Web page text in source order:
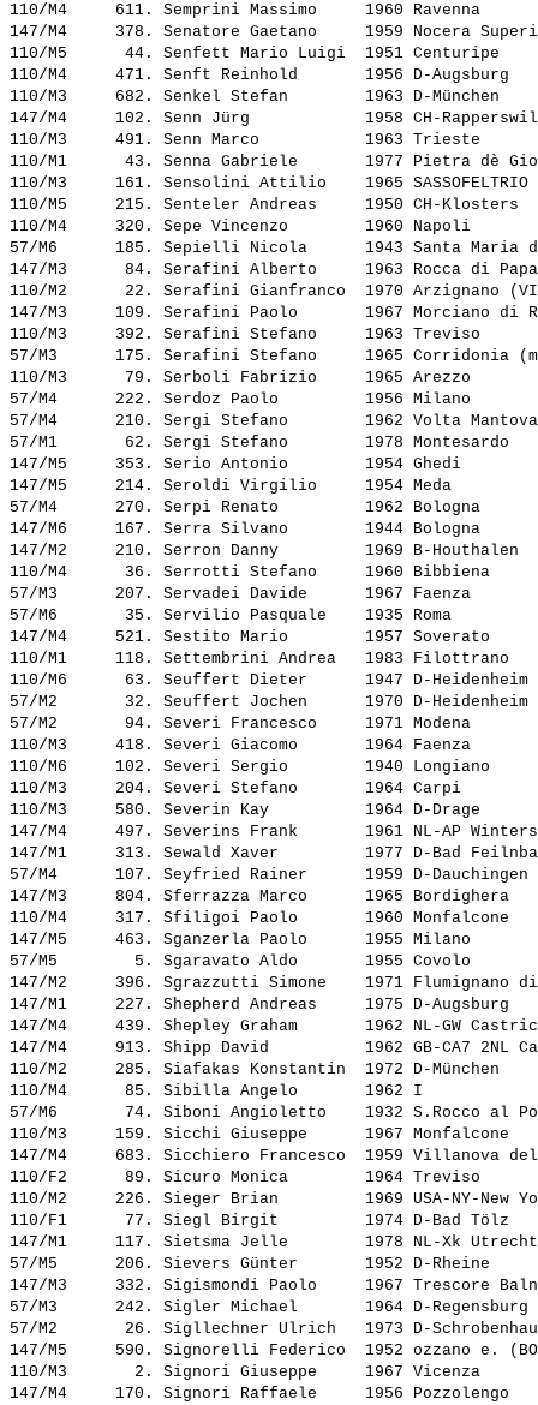
110/M4     611. Semprini Massimo
1960 Ravenna
147/M4     378. Senatore Gaetano
1959 Nocera
110/M5      44. Senfett Mario Luigi
1951
110/M4     471. Senft Reinhold
1956 D-
110/M3     682. Senkel Stefan
1963 D-
147/M4     102. Senn Jürg
1958 CH-
110/M3     491. Senn Marco
1963 Trieste
110/M1      43. Senna Gabriele
1977 Pietra dè
110/M3     161. Sensolini Attilio
1965
110/M5     215. Senteler Andreas
1950 CH-
110/M4     320. Sepe Vincenzo
1960 Napoli
57/M6      185. Sepielli Nicola
1943 Santa Maria
147/M3      84. Serafini Alberto
1963 Rocca di
110/M2      22. Serafini Gianfranco
1970 Arzignano
147/M3     109. Serafini Paolo
1967 Morciano
110/M3     392. Serafini Stefano
1963 Treviso
57/M3      175. Serafini Stefano
1965 Corridonia
110/M3      79. Serboli Fabrizio
1965 Arezzo
57/M4      222. Serdoz Paolo
1956 Milano
57/M4      210. Sergi Stefano
1962 Volta
57/M1       62. Sergi Stefano
1978
147/M5     353. Serio Antonio
1954 Ghedi
147/M5     214. Seroldi Virgilio
1954 Meda
57/M4      270. Serpi Renato
1962 Bologna
147/M6     167. Serra Silvano
1944 Bologna
147/M2     210. Serron Danny
1969 B-
110/M4      36. Serrotti Stefano
1960 Bibbiena
57/M3      207. Servadei Davide
1967 Faenza
57/M6       35. Servilio Pasquale
1935 Roma
147/M4     521. Sestito Mario
1957 Soverato
110/M1     118. Settembrini Andrea
1983
110/M6      63. Seuffert Dieter
1947 D-
57/M2       32. Seuffert Jochen
1970 D-
57/M2       94. Severi Francesco
1971 Modena
110/M3     418. Severi Giacomo
1964 Faenza
110/M6     102. Severi Sergio
1940 Longiano
110/M3     204. Severi Stefano
1964 Carpi
110/M3     580. Severin Kay
1964 D-Drage
147/M4     497. Severins Frank
1961 NL-AP
147/M1     313. Sewald Xaver
1977 D-Bad
57/M4      107. Seyfried Rainer
1959 D-
147/M3     804. Sferrazza Marco
1965
110/M4     317. Sfiligoi Paolo
1960
147/M5     463. Sganzerla Paolo
1955 Milano
57/M5        5. Sgaravato Aldo
1955 Covolo
147/M2     396. Sgrazzutti Simone
1971
147/M1     227. Shepherd Andreas
1975 D-
147/M4     439. Shepley Graham
1962 NL-GW
147/M4     913. Shipp David
1962 GB-CA7
110/M2     285. Siafakas Konstantin
1972 D-
110/M4      85. Sibilla Angelo
1962 I
57/M6       74. Siboni Angioletto
1932 S.Rocco al
110/M3     159. Sicchi Giuseppe
1967
147/M4     683. Sicchiero Francesco
1959 Villanova
110/F2      89. Sicuro Monica
1964 Treviso
110/M2     226. Sieger Brian
1969 USA-NY-
110/F1      77. Siegl Birgit
1974 D-Bad
147/M1     117. Sietsma Jelle
1978 NL-Xk
57/M5      206. Sievers Günter
1952 D-Rheine
147/M3     332. Sigismondi Paolo
1967 Trescore
57/M3      242. Sigler Michael
1964 D-
57/M2       26. Sigllechner Ulrich
1973 D-
147/M5     590. Signorelli Federico
1952 ozzano e.
110/M3       2. Signori Giuseppe
1967 Vicenza
147/M4     170. Signori Raffaele
1956